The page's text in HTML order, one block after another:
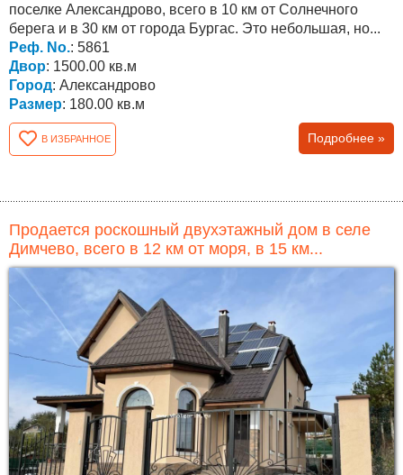
поселке Александрово, всего в 10 км от Солнечного
берега и в 30 км от города Бургас. Это небольшая, но...
Реф. No.: 5861
Двор: 1500.00 кв.м
Город: Александрово
Размер: 180.00 кв.м
В ИЗБРАННОЕ Подробнее »
Продается роскошный двухэтажный дом в селе
Димчево, всего в 12 км от моря, в 15 км...